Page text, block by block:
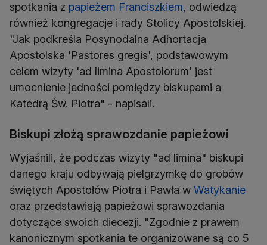
spotkania z papieżem Franciszkiem, odwiedzą
również kongregacje i rady Stolicy Apostolskiej.
"Jak podkreśla Posynodalna Adhortacja
Apostolska 'Pastores gregis', podstawowym
celem wizyty 'ad limina Apostolorum' jest
umocnienie jedności pomiędzy biskupami a
Katedrą Św. Piotra" - napisali.
Biskupi złożą sprawozdanie papieżowi
Wyjaśnili, że podczas wizyty "ad limina" biskupi
danego kraju odbywają pielgrzymkę do grobów
świętych Apostołów Piotra i Pawła w Watykanie
oraz przedstawiają papieżowi sprawozdania
dotyczące swoich diecezji. "Zgodnie z prawem
kanonicznym spotkania te organizowane są co 5